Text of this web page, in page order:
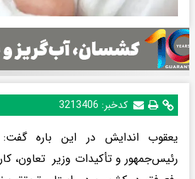
کدخبر: 3213406
یعقوب اندایش در این باره
رئیس‌جمهور و تأکیدات وزیر تعاون،